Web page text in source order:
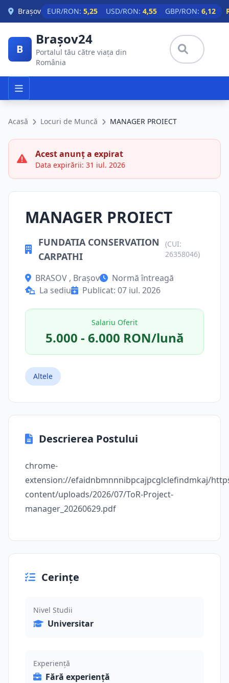
Skip to main content
Brașov EUR/RON: 5,25 USD/RON: 4,55 GBP/RON: 6,12
B
Brașov24
Portalul tău către viața din
România
Acasă Locuri de Muncă MANAGER PROIECT
Acest anunț a expirat
Data expirării: 31 iul. 2026
MANAGER PROIECT
FUNDATIA CONSERVATION
CARPATHI
(CUI:
26358046)
BRASOV , Brașov
Normă întreagă
La sediu
Publicat: 07 iul. 2026
Salariu Oferit
5.000 - 6.000 RON/lună
Altele
Descrierea Postului
chrome-
extension://efaidnbmnnnibpcajpcglclefindmkaj/
content/uploads/2026/07/ToR-Project-
manager_20260629.pdf
Cerințe
Nivel Studii
Universitar
Experiență
Fără experiență